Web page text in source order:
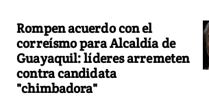
Rompen acuerdo con el
correísmo para Alcaldía de
Guayaquil: líderes arremeten
contra candidata
"chimbadora"